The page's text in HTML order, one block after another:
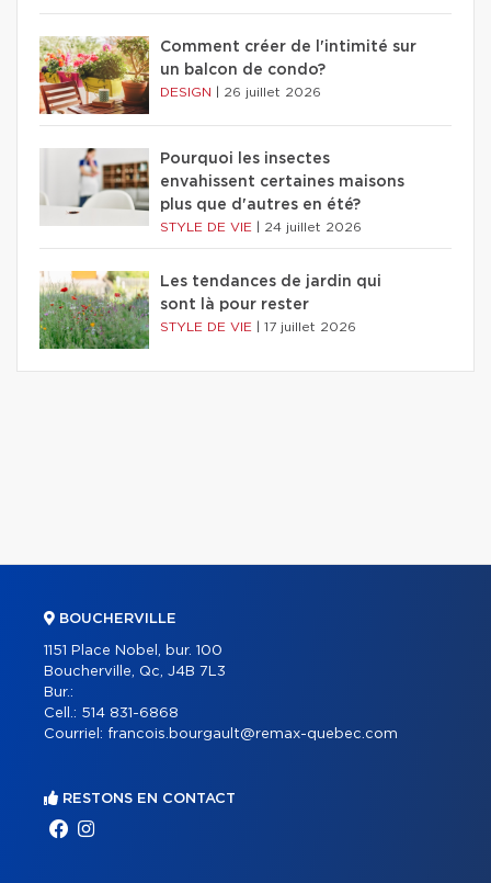
Comment créer de l'intimité sur
un balcon de condo?
DESIGN 26 juillet 2026
Pourquoi les insectes
envahissent certaines maisons
plus que d'autres en été?
STYLE DE VIE 24 juillet 2026
Les tendances de jardin qui
sont là pour rester
STYLE DE VIE 17 juillet 2026
BOUCHERVILLE
1151 Place Nobel, bur. 100
Boucherville, Qc, J4B 7L3
Bur.:
Cell.: 514 831-6868
Courriel: francois.bourgault@remax-quebec.com
RESTONS EN CONTACT